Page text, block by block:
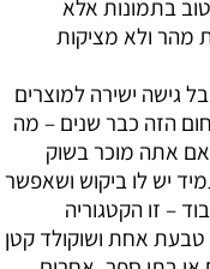
בתמונות אלא
מהר ולא מציקות
גישה ישירה למוצרים
הזה כבר שנים – מה
אם אתה מוכר בשוק
יש לו ביקוש ושאפשר
– זו הקטגוריה
טבעת אחת ושוקולד קטן